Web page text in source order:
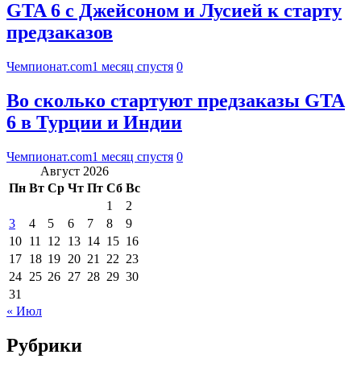
GTA 6 с Джейсоном и Лусией к старту
предзаказов
Чемпионат.com1 месяц спустя 0
Во сколько стартуют предзаказы GTA
6 в Турции и Индии
Чемпионат.com1 месяц спустя 0
Август 2026
Пн Вт Ср Чт Пт Сб Вс
1
2
3
4 5 6 7 8
9
10 11 12 13 14 15 16
17 18 19 20 21 22 23
24 25 26 27 28 29 30
31
« Июл
Рубрики